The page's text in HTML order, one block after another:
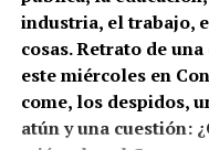
industria, el trabajo,
cosas. Retrato de
este miércoles en
come, los despidos,
atún y una cuestión: